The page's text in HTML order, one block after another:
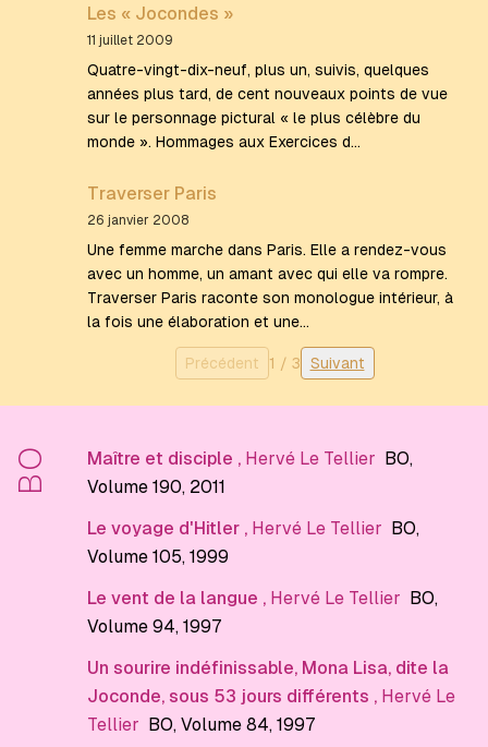
Les « Jocondes »
11 juillet 2009
Quatre-vingt-dix-neuf, plus un, suivis, quelques
années plus tard, de cent nouveaux points de vue
sur le personnage pictural « le plus célèbre du
monde ». Hommages aux Exercices d…
Traverser Paris
26 janvier 2008
Une femme marche dans Paris. Elle a rendez-vous
avec un homme, un amant avec qui elle va rompre.
Traverser Paris raconte son monologue intérieur, à
la fois une élaboration et une…
Précédent 1 / 3 Suivant
BO Maître et disciple , Hervé Le Tellier BO,
Volume 190, 2011
Le voyage d'Hitler , Hervé Le Tellier BO,
Volume 105, 1999
Le vent de la langue , Hervé Le Tellier BO,
Volume 94, 1997
Un sourire indéfinissable, Mona Lisa, dite la
Joconde, sous 53 jours différents , Hervé Le
Tellier
BO, Volume 84, 1997